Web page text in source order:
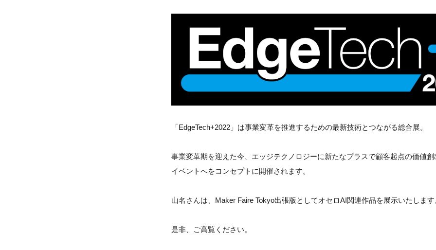
「EdgeTech+2022」は事業変革を推進するための最新技術とつながる総合展。
事業変革期を迎えた今、エッジテクノロジーに新たなプラスで顧客起点の価値創
イベントへをコンセプトに開催されます。
山名さんは、Maker Faire Tokyo出張版としてオセロAI関連作品を展示いたします
是非、ご高覧ください。